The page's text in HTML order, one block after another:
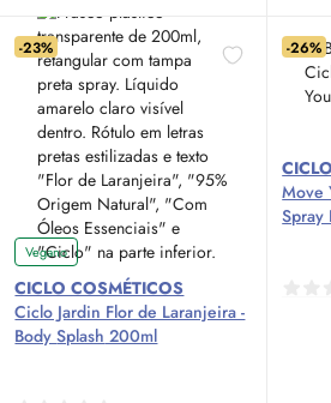
-23%
Vegano
CICLO COSMÉTICOS
Ciclo Jardin Flor de Laranjeira -
BodySplash 200ml
-26%
Move
Spray